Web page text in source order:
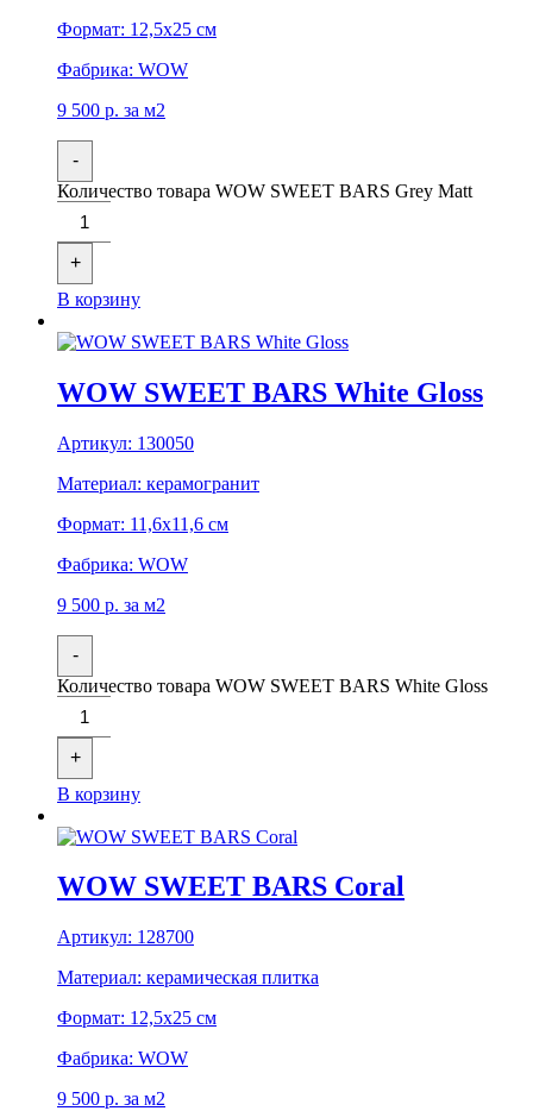
Формат: 12,5x25 см
Фабрика: WOW
9 500 р. за м2
-
Количество товара WOW SWEET BARS Grey Matt
+
В корзину
WOW SWEET BARS White Gloss
Артикул: 130050
Материал: керамогранит
Формат: 11,6x11,6 см
Фабрика: WOW
9 500 р. за м2
-
Количество товара WOW SWEET BARS White Gloss
+
В корзину
WOW SWEET BARS Coral
Артикул: 128700
Материал: керамическая плитка
Формат: 12,5x25 см
Фабрика: WOW
9 500 р. за м2